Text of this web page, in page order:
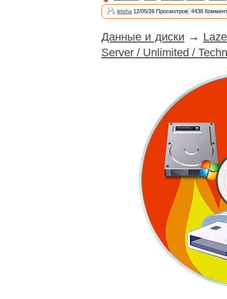
leteha 12/05/26 Просмотров: 4438
Данные и диски →
Server / Unlimited /